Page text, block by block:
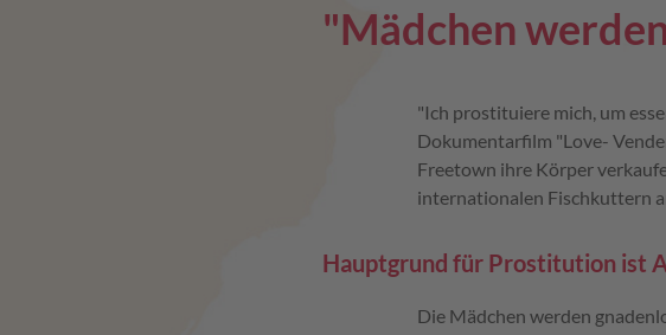
"Mädchen
"Ich prostituiere mich, um
Dokumentarfilm "Love-
Freetown ihre Körper
internationalen Fischkuttern
Hauptgrund für Prostitution ist
Die Mädchen werden